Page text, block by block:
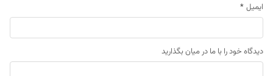
ایمیل *
دیدگاه خود را با ما در میان بگذارید